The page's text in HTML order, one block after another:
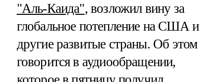
"Аль-Каида", возложил вину за
глобальное потепление на США и
другие развитые страны. Об этом
говорится в аудиообращении,